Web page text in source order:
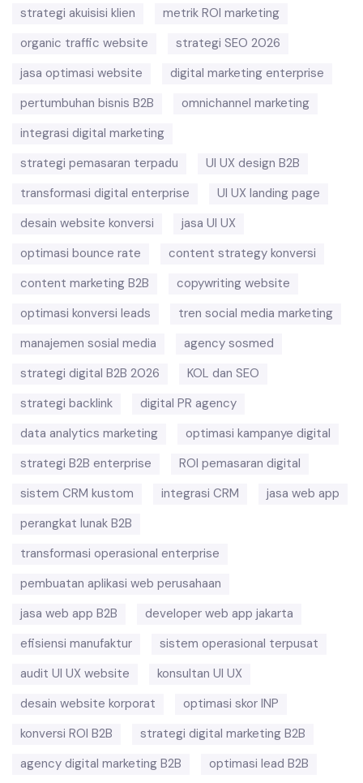
strategi akuisisi klien
metrik ROI marketing
organic traffic website
strategi SEO 2026
jasa optimasi website
digital marketing enterprise
pertumbuhan bisnis B2B
omnichannel marketing
integrasi digital marketing
strategi pemasaran terpadu
UI UX design B2B
transformasi digital enterprise
UI UX landing page
desain website konversi
jasa UI UX
optimasi bounce rate
content strategy konversi
content marketing B2B
copywriting website
optimasi konversi leads
tren social media marketing
manajemen sosial media
agency sosmed
strategi digital B2B 2026
KOL dan SEO
strategi backlink
digital PR agency
data analytics marketing
optimasi kampanye digital
strategi B2B enterprise
ROI pemasaran digital
sistem CRM kustom
integrasi CRM
jasa web app
perangkat lunak B2B
transformasi operasional enterprise
pembuatan aplikasi web perusahaan
jasa web app B2B
developer web app jakarta
efisiensi manufaktur
sistem operasional terpusat
audit UI UX website
konsultan UI UX
desain website korporat
optimasi skor INP
konversi ROI B2B
strategi digital marketing B2B
agency digital marketing B2B
optimasi lead B2B